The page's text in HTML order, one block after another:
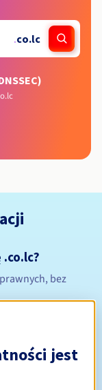
.co.lc
bez
Od 1 do 10 lat
jest